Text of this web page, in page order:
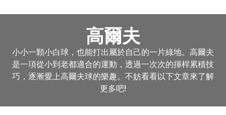
高爾夫
小小一顆小白球，也能打出屬於自己的一片綠地。高爾夫
是一項從小到老都適合的運動，透過一次次的揮桿累積技
巧，逐漸愛上高爾夫球的樂趣。不妨看看以下文章來了解
更多吧!